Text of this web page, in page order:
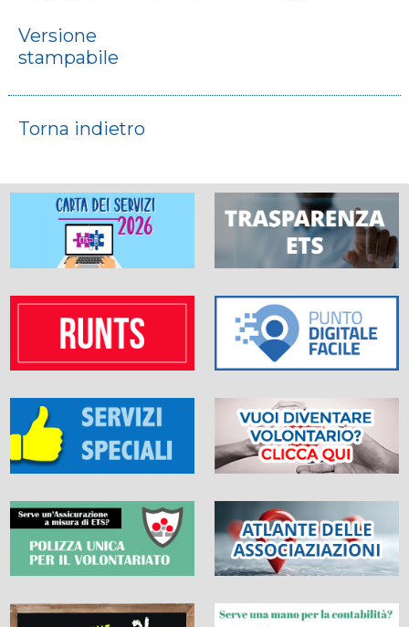
Versione
stampabile
Torna indietro